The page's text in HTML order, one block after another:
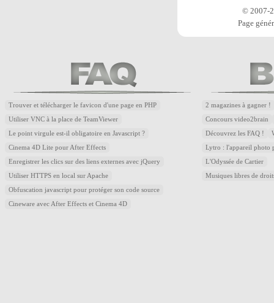
© 2007-
Page
Trouver et télécharger le favicon d'une page en PHP
Utiliser VNC à la place de TeamViewer
Le point virgule est-il obligatoire en Javascript ?
Cinema 4D Lite pour After Effects
Enregistrer les clics sur des liens externes avec jQuery
Utiliser HTTPS en local sur Apache
Obfuscation javascript pour protéger son code source
Cineware avec After Effects et Cinema 4D
2 magazines à gagner !
Concours video2brain
Découvrez les FAQ !
Lytro : l'appareil photo
L'Odyssée de Cartier
Musiques libres de